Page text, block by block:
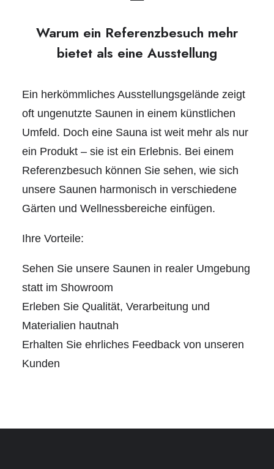
Warum ein Referenzbesuch mehr
bietet als eine Ausstellung
Ein herkömmliches Ausstellungsgelände zeigt
oft ungenutzte Saunen in einem künstlichen
Umfeld. Doch eine Sauna ist weit mehr als nur
ein Produkt – sie ist ein Erlebnis. Bei einem
Referenzbesuch können Sie sehen, wie sich
unsere Saunen harmonisch in verschiedene
Gärten und Wellnessbereiche einfügen.
Ihre Vorteile:
Sehen Sie unsere Saunen in realer Umgebung
statt im Showroom
Erleben Sie Qualität, Verarbeitung und
Materialien hautnah
Erhalten Sie ehrliches Feedback von unseren
Kunden